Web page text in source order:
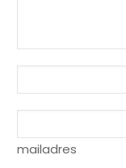
mailadres